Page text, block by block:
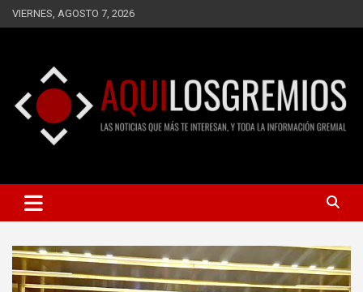
Saltar
al
VIERNES, AGOSTO 7, 2026
AQUÍ LOS GREMIOS
INFORMACIÓN GREMIAL